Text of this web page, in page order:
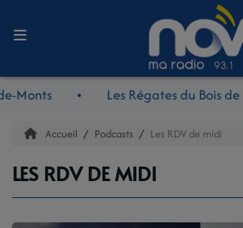
Monts Les Régates du Bois
Accueil
LE JOURNAL
LES RDV DE MIDI
LES REPORTAGES
Accueil Podcasts Les RDV de midi
LES RDV DE MIDI